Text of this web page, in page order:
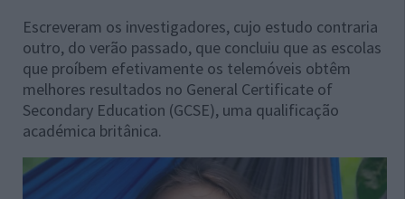
Escreveram os investigadores, cujo estudo contraria
outro, do verão passado, que concluiu que as escolas
que proíbem efetivamente os telemóveis obtêm
melhores resultados no General Certificate of
Secondary Education (GCSE), uma qualificação
académica britânica.